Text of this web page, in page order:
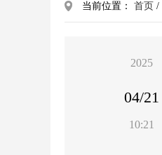
当前位置： 首页 /
2025
04/21
10:21